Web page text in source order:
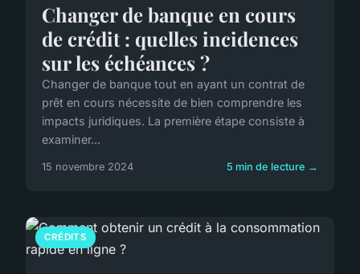
Changer de banque en cours
de crédit : quelles incidences
sur les échéances ?
Changer de banque tout en ayant un contrat de
prêt en cours nécessite de bien comprendre les
impacts juridiques. La première étape consiste à
examiner...
15 novembre 2024 5 min de lecture →
CRÉDITS